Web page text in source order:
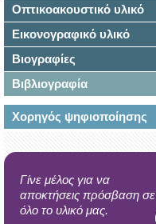
Οπτικοακουστικό υλικό
Εικονογραφικό υλικό
Βιογραφίες
Βιβλιογραφία
Χορηγός ψηφιοποίησης
Γίνε μέλος για να
αποκτήσεις πρόσβαση σε
όλο το υλικό μας.